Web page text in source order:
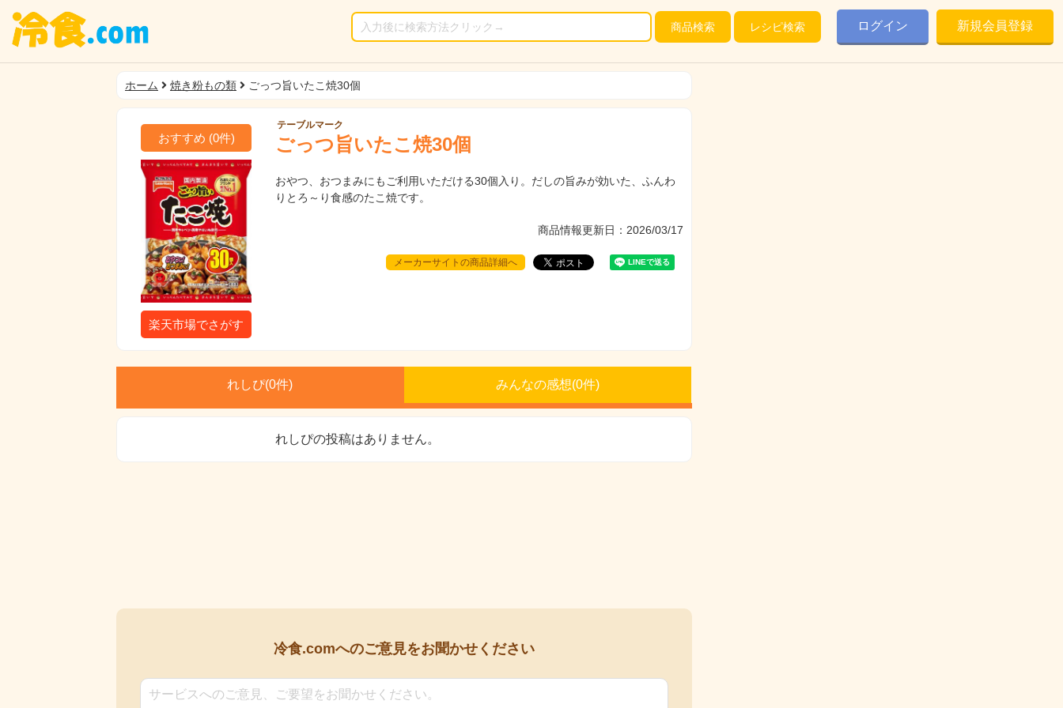
商品検索 レシピ検索 ログイン 新規会員登録
ホーム 焼き粉もの類 ごっつ旨いたこ焼30個
おすすめ (0件)
楽天市場でさがす
テーブルマーク
ごっつ旨いたこ焼30個
おやつ、おつまみにもご利用いただける30個入り。だしの旨みが効いた、ふんわ
りとろ～り食感のたこ焼です。
商品情報更新日：2026/03/17
メーカーサイトの商品詳細へ
れしぴ(0件) みんなの感想(0件)
れしぴの投稿はありません。
冷食.comへのご意見をお聞かせください